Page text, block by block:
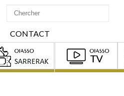
CONTACT